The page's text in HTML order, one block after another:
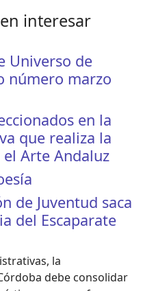
interesar
Universo de
número marzo
en la
que realiza la
el Arte Andaluz
de Juventud saca
del Escaparate
la
debe consolidar